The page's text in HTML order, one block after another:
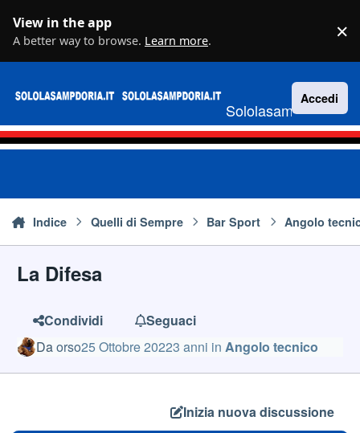
View in the app
A better way to browse. Learn more. ×
Sololasampdoria.it
Accedi
Indice Quelli di Sempre Bar Sport Angolo
La Difesa
Condividi
Seguaci
Daorso25 Ottobre 20223 anni in Angolo tecnico
Inizia nuova discussione